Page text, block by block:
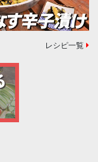
レシピ一覧